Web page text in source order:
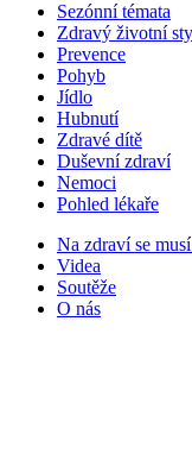
Sezónní témata
Zdravý životní
Prevence
Pohyb
Jídlo
Hubnutí
Zdravé dítě
Duševní zdraví
Nemoci
Pohled lékaře
Na zdraví se
Videa
Soutěže
O nás